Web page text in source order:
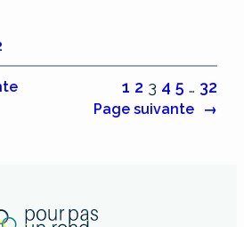
1 2 3 4 5 … 32
Page suivante →